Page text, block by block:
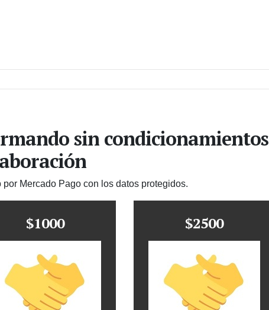
sin condicionamientos
Mercado Pago con los datos protegidos.
$1000 $2500